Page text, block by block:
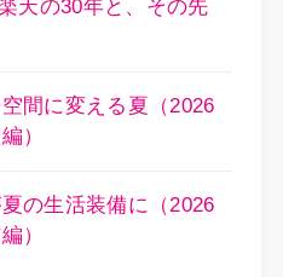
天の30年と、その先
間に変える夏（2026
）
の生活装備に（2026
）